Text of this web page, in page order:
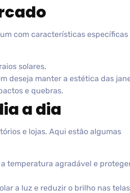
com características específicas
solares.
deseja manter a estética das
e quebras.
a dia
e lojas. Aqui estão algumas
temperatura agradável e
a luz e reduzir o brilho nas